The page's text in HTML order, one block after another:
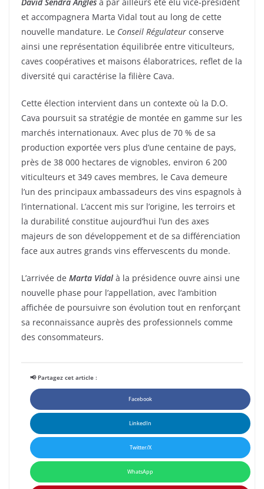
David Sendra Anglès a par ailleurs été élu vice-président
et accompagnera Marta Vidal tout au long de cette
nouvelle mandature. Le Conseil Régulateur conserve
ainsi une représentation équilibrée entre viticulteurs,
caves coopératives et maisons élaboratrices, reflet de la
diversité qui caractérise la filière Cava.
Cette élection intervient dans un contexte où la D.O.
Cava poursuit sa stratégie de montée en gamme sur les
marchés internationaux. Avec plus de 70 % de sa
production exportée vers plus d’une centaine de pays,
près de 38 000 hectares de vignobles, environ 6 200
viticulteurs et 349 caves membres, le Cava demeure
l’un des principaux ambassadeurs des vins espagnols à
l’international. L’accent mis sur l’origine, les terroirs et
la durabilité constitue aujourd’hui l’un des axes
majeurs de son développement et de sa différenciation
face aux autres grands vins effervescents du monde.
L’arrivée de Marta Vidal à la présidence ouvre ainsi une
nouvelle phase pour l’appellation, avec l’ambition
affichée de poursuivre son évolution tout en renforçant
sa reconnaissance auprès des professionnels comme
des consommateurs.
📢 Partagez cet article :
Facebook
LinkedIn
Twitter/X
WhatsApp